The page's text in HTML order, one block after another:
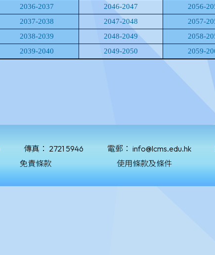
傳真： 2721 5946 電郵： info@lcms.edu.hk
免責條款 使用條款及條件